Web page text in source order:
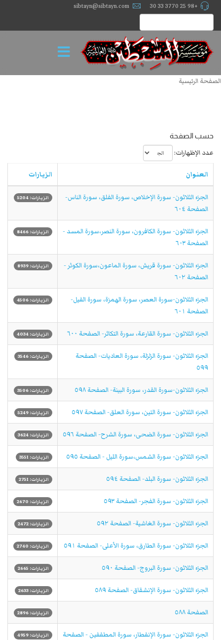
+98 25 3770 33 30
sibtayn@sibtayn.com
الصفحة الرئيسية
حسب الصفحة
عدد الإظهارات:
العنوان الزيارات
الجزء الثلاثون- سورة الإخلاص، سورة الفلق، سورة الناس-
الصفحة ٦٠٤
الزيارات: 5204
الجزء الثلاثون- سورة الكافرون، سورة النصر،سورة المسد -
الصفحة ٦٠٣
الزيارات: 8466
الجزء الثلاثون- سورة قريش، سورة الماعون،سورة الكوثر -
الصفحة ٦٠٢
الزيارات: 8939
الجزء الثلاثون-سورة العصر، سورة الهمزة، سورة الفيل-
الصفحة ٦٠١
الزيارات: 4506
الجزء الثلاثون- سورة القارعة، سورة التكاثر- الصفحة ٦٠٠ الزيارات: 4034
الجزء الثلاثون- سورة الزلزلة، سورة العاديات- الصفحة
٥٩٩
الزيارات: 3546
الجزء الثلاثون-سورة القدر، سورة البينة- الصفحة ٥٩٨ الزيارات: 3506
الجزء الثلاثون- سورة التين، سورة العلق- الصفحة ٥٩٧ الزيارات: 5249
الجزء الثلاثون- سورة الضحى، سورة الشرح- الصفحة ٥٩٦ الزيارات: 3624
الجزء الثلاثون- سورة الشمس،سورة الليل - الصفحة ٥٩٥ الزيارات: 3551
الجزء الثلاثون- سورة البلد- الصفحة ٥٩٤ الزيارات: 2751
الجزء الثلاثون- سورة الفجر- الصفحة ٥٩٣ الزيارات: 2670
الجزء الثلاثون- سورة الغاشية- الصفحة ٥٩٢ الزيارات: 2472
الجزء الثلاثون- سورة الطارق، سورة الأعلى- الصفحة ٥٩١ الزيارات: 2740
الجزء الثلاثون- سورة البروج- الصفحة ٥٩٠ الزيارات: 2665
الجزء الثلاثون- سورة الإنشقاق- الصفحة ٥٨٩ الزيارات: 2633
الصفحة ٥٨٨ الزيارات: 2896
الجزء الثلاثون- سورة الإنفطار، سورة المطففين - الصفحة
الزيارات: 4959